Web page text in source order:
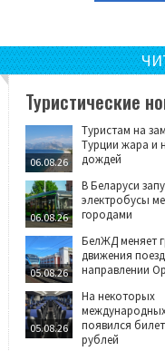
Туристические
06.08.26
Туристам на
Турции жара и
дождей
06.08.26
В Беларуси
электробусы
городами
05.08.26
БелЖД меняет
движения
направлении
05.08.26
На некоторых
появился
рублей